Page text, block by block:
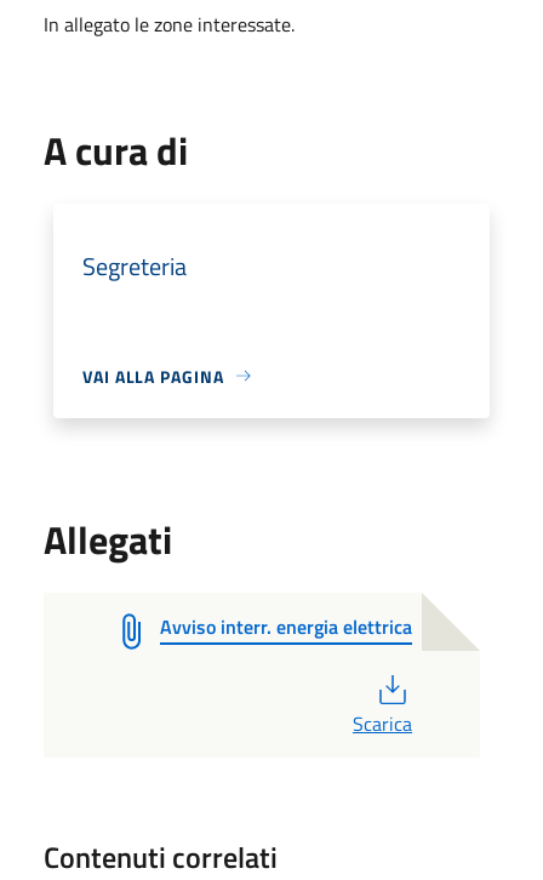
In allegato le zone interessate.
A cura di
Segreteria
VAI ALLA PAGINA
Allegati
Avviso interr. energia elettrica
Scarica
Contenuti correlati